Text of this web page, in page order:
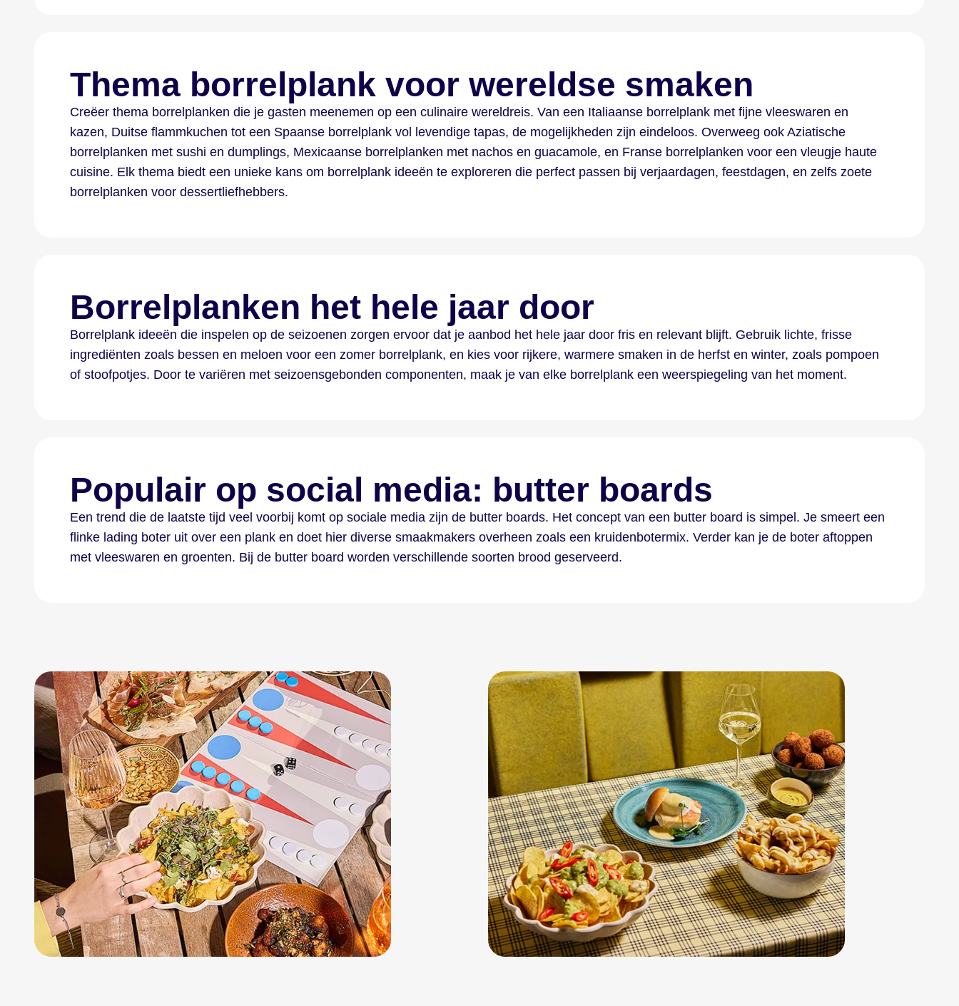
Thema borrelplank voor wereldse smaken
Creëer thema borrelplanken die je gasten meenemen op een culinaire wereldreis. Van een Italiaanse borrelplank met fijne vleeswaren en
kazen, Duitse flammkuchen tot een Spaanse borrelplank vol levendige tapas, de mogelijkheden zijn eindeloos. Overweeg ook Aziatische
borrelplanken met sushi en dumplings, Mexicaanse borrelplanken met nachos en guacamole, en Franse borrelplanken voor een vleugje haute
cuisine. Elk thema biedt een unieke kans om borrelplank ideeën te exploreren die perfect passen bij verjaardagen, feestdagen, en zelfs zoete
borrelplanken voor dessertliefhebbers.
Borrelplanken het hele jaar door
Borrelplank ideeën die inspelen op de seizoenen zorgen ervoor dat je aanbod het hele jaar door fris en relevant blijft. Gebruik lichte, frisse
ingrediënten zoals bessen en meloen voor een zomer borrelplank, en kies voor rijkere, warmere smaken in de herfst en winter, zoals pompoen
of stoofpotjes. Door te variëren met seizoensgebonden componenten, maak je van elke borrelplank een weerspiegeling van het moment.
Populair op social media: butter boards
Een trend die de laatste tijd veel voorbij komt op sociale media zijn de butter boards. Het concept van een butter board is simpel. Je smeert een
flinke lading boter uit over een plank en doet hier diverse smaakmakers overheen zoals een kruidenbotermix. Verder kan je de boter aftoppen
met vleeswaren en groenten. Bij de butter board worden verschillende soorten brood geserveerd.